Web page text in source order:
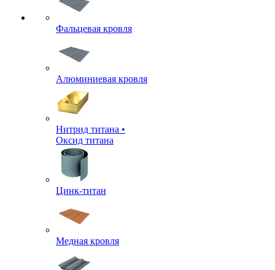
Фальцевая кровля
Алюминиевая кровля
Нитрид титана •
Оксид титана
Цинк-титан
Медная кровля